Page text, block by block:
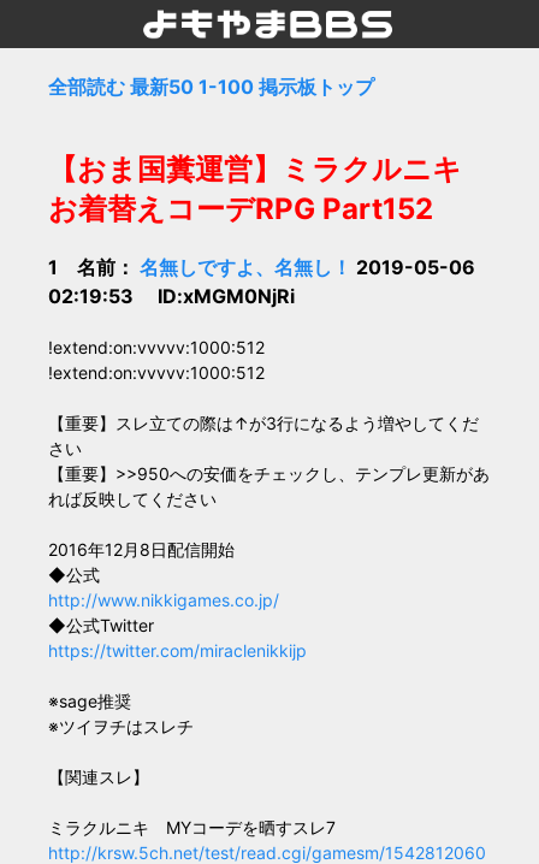
全部読む 最新50 1-100 掲示板トップ
【おま国糞運営】ミラクルニキ
お着替えコーデRPG Part152
1 名前： 名無しですよ、名無し！ 2019-05-06
02:19:53 ID:xMGM0NjRi
!extend:on:vvvvv:1000:512
!extend:on:vvvvv:1000:512
【重要】スレ立ての際は↑が3行になるよう増やしてくだ
さい
【重要】>>950への安価をチェックし、テンプレ更新があ
れば反映してください
2016年12月8日配信開始
◆公式
http://www.nikkigames.co.jp/
◆公式Twitter
https://twitter.com/miraclenikkijp
※sage推奨
※ツイヲチはスレチ
【関連スレ】
ミラクルニキ MYコーデを晒すスレ7
http://krsw.5ch.net/test/read.cgi/gamesm/1542812060